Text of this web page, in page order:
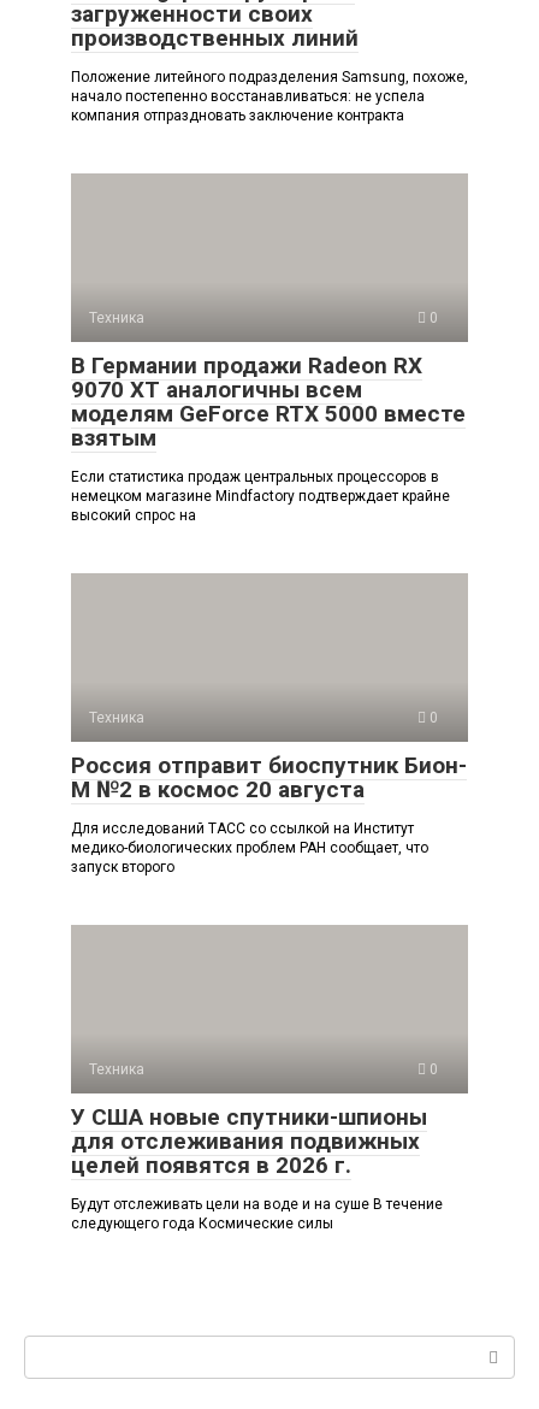
загруженности своих
производственных линий
Положение литейного подразделения Samsung, похоже,
начало постепенно восстанавливаться: не успела
компания отпраздновать заключение контракта
Техника 0
В Германии продажи Radeon RX
9070 XT аналогичны всем
моделям GeForce RTX 5000 вместе
взятым
Если статистика продаж центральных процессоров в
немецком магазине Mindfactory подтверждает крайне
высокий спрос на
Техника 0
Россия отправит биоспутник Бион-
М №2 в космос 20 августа
Для исследований ТАСС со ссылкой на Институт
медико-биологических проблем РАН сообщает, что
запуск второго
Техника 0
У США новые спутники-шпионы
для отслеживания подвижных
целей появятся в 2026 г.
Будут отслеживать цели на воде и на суше В течение
следующего года Космические силы